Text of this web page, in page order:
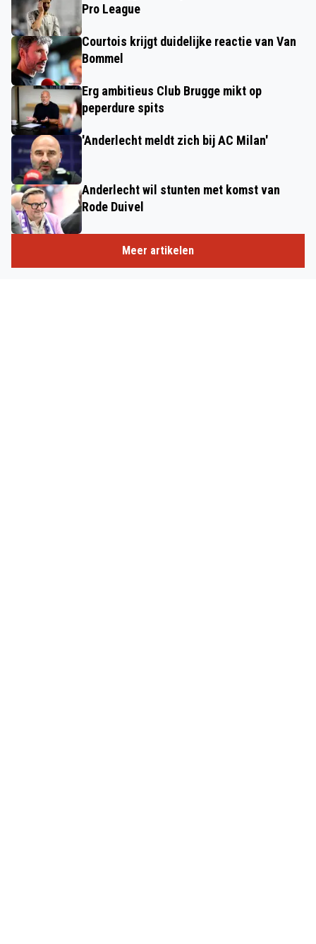
Pro League
Courtois krijgt duidelijke reactie van Van
Bommel
Erg ambitieus Club Brugge mikt op
peperdure spits
'Anderlecht meldt zich bij AC Milan'
Anderlecht wil stunten met komst van
Rode Duivel
Meer artikelen